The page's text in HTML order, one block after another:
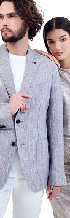
IT 41,5
Добавить в
Связаться
Менеджер
(ежедневно с